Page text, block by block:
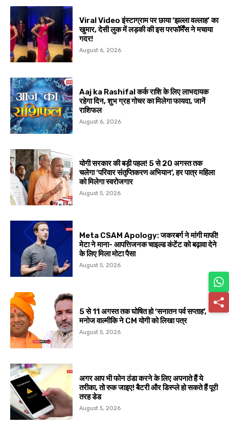
Viral Video इंस्टाग्राम पर छाया ‘झल्ला वल्लाह’ का
खुमार, देसी लुक में लड़की की इस परफॉर्मेंस ने मचाया
गदर!
August 6, 2026
Aaj ka Rashifal कर्क राशि के लिए लाभदायक
रहेगा दिन, शुभ ग्रह गोचर का मिलेगा फायदा, जानें
राशिफल
August 6, 2026
योगी सरकार की बड़ी पहल! 5 से 20 अगस्त तक
चलेगा ‘परिवार संतृप्तिकरण अभियान’, हर पात्र महिला
को मिलेगा स्वरोजगार
August 5, 2026
Meta CSAM Apology: जकरबर्ग ने मांगी माफी!
मेटा ने माना- आपत्तिजनक चाइल्ड कंटेंट को बढ़ावा देने
के लिए मिला मोटा पैसा
August 5, 2026
5 से 11 अगस्त तक घोषित हो ‘सनातन पर्व सप्ताह’,
मनोज वाल्मीकि ने CM योगी को लिखा पत्र
August 5, 2026
अगर आप भी फोन ठंडा करने के लिए अपनाते हैं ये
तरीका, तो रुक जाइए! बैटरी और डिस्प्ले हो सकते हैं पूरी
तरह डेड
August 5, 2026